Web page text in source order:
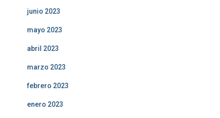
junio 2023
mayo 2023
abril 2023
marzo 2023
febrero 2023
enero 2023